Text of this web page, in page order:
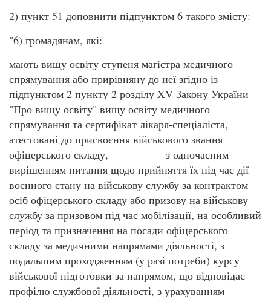
2) пункт 51 доповнити підпунктом 6 такого змісту:
"6) громадянам, які:
мають вищу освіту ступеня магістра медичного
спрямування або прирівняну до неї згідно із
підпунктом 2 пункту 2 розділу XV Закону України
"Про вищу освіту" вищу освіту медичного
спрямування та сертифікат лікаря-спеціаліста,
атестовані до присвоєння військового звання
офіцерського складу, з одночасним
вирішенням питання щодо прийняття їх під час дії
воєнного стану на військову службу за контрактом
осіб офіцерського складу або призову на військову
службу за призовом під час мобілізації, на особливий
період та призначення на посади офіцерського
складу за медичними напрямами діяльності, з
подальшим проходженням (у разі потреби) курсу
військової підготовки за напрямом, що відповідає
профілю службової діяльності, з урахуванням